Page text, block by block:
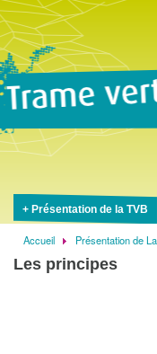
Présentation de la TVB
Fil
d'Ariane
Accueil Présentation de
Les principes